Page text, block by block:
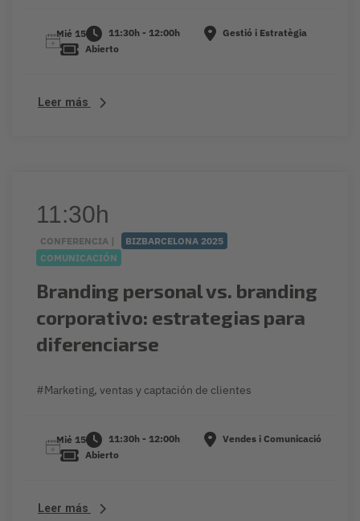
Mié 15 11:30h - 12:00h
Gestió i Estratègia
Abierto
Leer más
11:30h
CONFERENCIA |
BIZBARCELONA 2025
COMUNICACIÓN
Branding personal vs. branding
corporativo: estrategias para
diferenciarse
#Marketing, ventas y captación de clientes
Mié 15 11:30h - 12:00h
Vendes i Comunicació
Abierto
Leer más